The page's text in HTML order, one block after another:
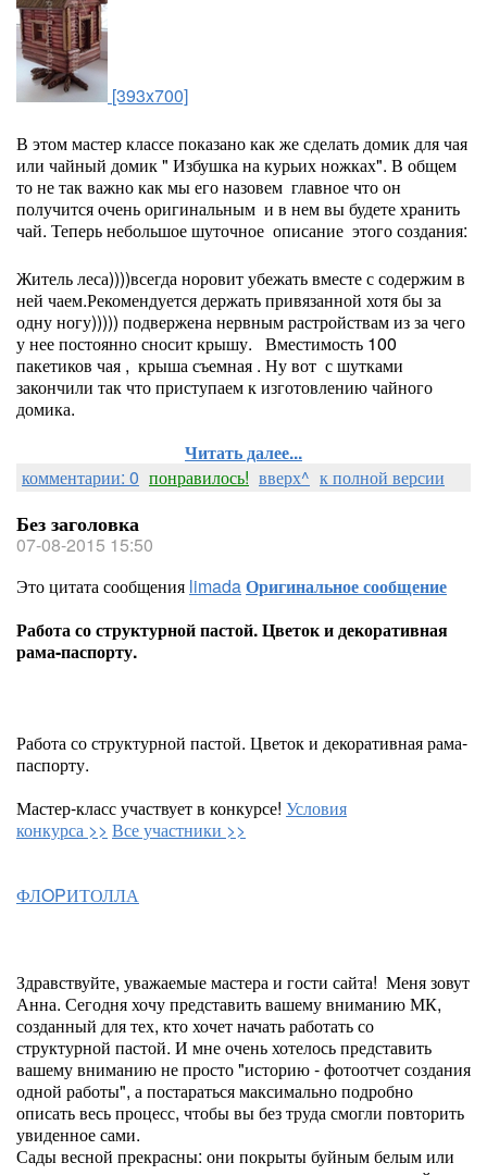
[393x700]
В этом мастер классе показано как же сделать домик для чая
или чайный домик " Избушка на курьих ножках". В общем
то не так важно как мы его назовем главное что он
получится очень оригинальным и в нем вы будете хранить
чай. Теперь небольшое шуточное описание этого создания:
Житель леса))))всегда норовит убежать вместе с содержим в
ней чаем.Рекомендуется держать привязанной хотя бы за
одну ногу))))) подвержена нервным растройствам из за чего
у нее постоянно сносит крышу. Вместимость 100
пакетиков чая , крыша съемная . Ну вот с шутками
закончили так что приступаем к изготовлению чайного
домика.
Читать далее...
комментарии: 0 понравилось! вверх^ к полной версии
Без заголовка
07-08-2015 15:50
Это цитата сообщения limadaОригинальное сообщение
Работа со структурной пастой. Цветок и декоративная
рама-паспорту.
Работа со структурной пастой. Цветок и декоративная рама-
паспорту.
Мастер-класс участвует в конкурсе! Условия
конкурса >> Все участники >>
ФЛOPИТОЛЛА
Здравствуйте, уважаемые мастера и гости сайта! Меня зовут
Анна. Сегодня хочу представить вашему вниманию МК,
созданный для тех, кто хочет начать работать со
структурной пастой. И мне очень хотелось представить
вашему вниманию не просто "историю - фотоотчет создания
одной работы", а постараться максимально подробно
описать весь процесс, чтобы вы без труда смогли повторить
увиденное сами.
Сады весной прекрасны: они покрыты буйным белым или